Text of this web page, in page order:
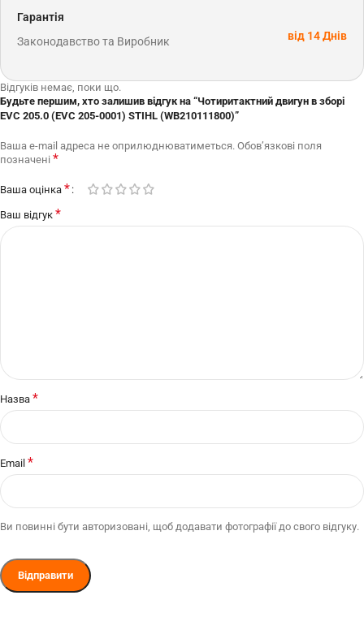
Гарантія
Законодавство та Виробник
від 14 Днів
Відгуків немає, поки що.
Будьте першим, хто залишив відгук на “Чотиритактний двигун в зборі
EVC 205.0 (EVC 205-0001) STIHL (WB210111800)”
Ваша e-mail адреса не оприлюднюватиметься. Обов’язкові поля
позначені *
Ваша оцінка *
Ваш відгук *
Назва *
Email *
Ви повинні бути авторизовані, щоб додавати фотографії до свого відгуку.